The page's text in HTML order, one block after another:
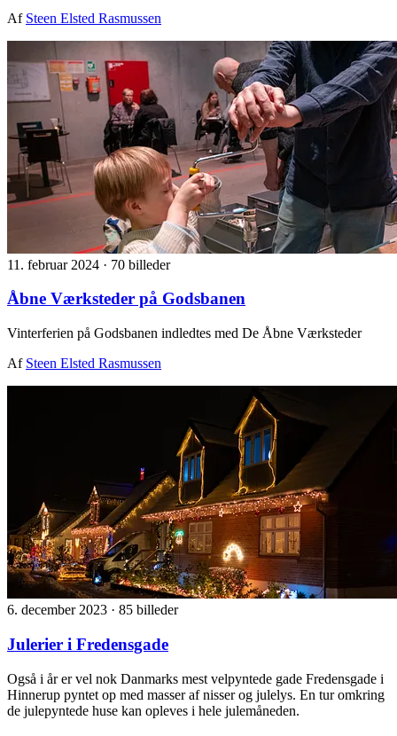
Af Steen Elsted Rasmussen
11. februar 2024 · 70 billeder
Åbne Værksteder på Godsbanen
Vinterferien på Godsbanen indledtes med De Åbne Værksteder
Af Steen Elsted Rasmussen
6. december 2023 · 85 billeder
Julerier i Fredensgade
Også i år er vel nok Danmarks mest velpyntede gade Fredensgade i
Hinnerup pyntet op med masser af nisser og julelys. En tur omkring
de julepyntede huse kan opleves i hele julemåneden.